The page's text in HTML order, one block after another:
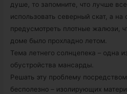
душе, то запомните, что лучше
использовать северный скат, а на
предусмотреть плотные жалюзи,
доме было прохладно летом.
Тема летнего солнцепека – одна
обустройства мансарды.
Решать эту проблему
бесполезно – изолирующих